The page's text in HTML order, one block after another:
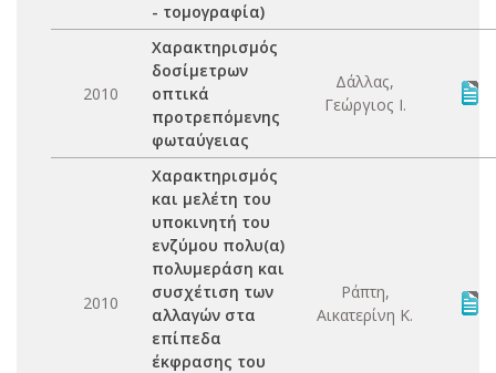
- τομογραφία)
2010
Χαρακτηρισμός
δοσίμετρων
οπτικά
προτρεπόμενης
φωταύγειας
Δάλλας,
Γεώργιος Ι.
2010
Χαρακτηρισμός
και μελέτη του
υποκινητή του
ενζύμου πολυ(α)
πολυμεράση και
συσχέτιση των
αλλαγών στα
επίπεδα
έκφρασης του
Ράπτη,
Αικατερίνη Κ.